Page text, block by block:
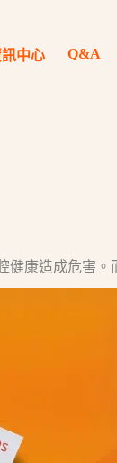
中心 Q&A
康造成危害。